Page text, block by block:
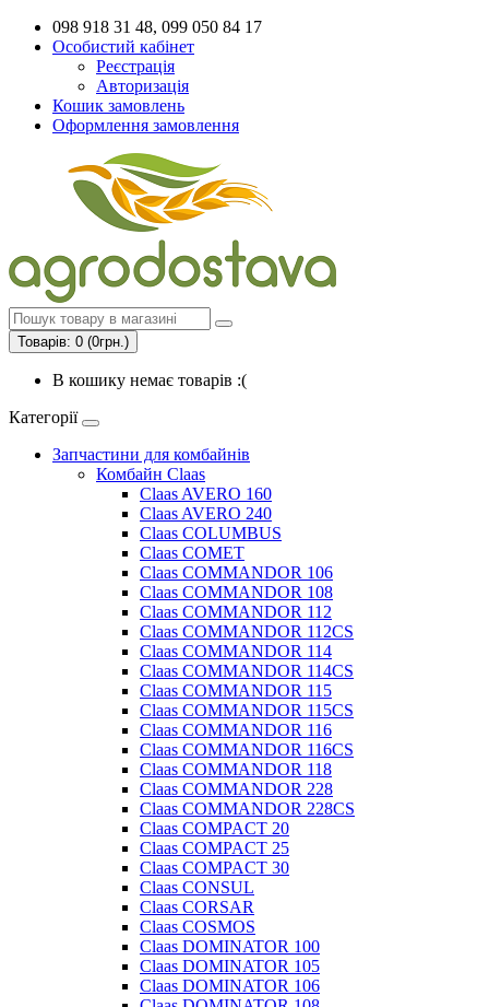
098 918 31 48, 099 050 84 17
Особистий кабінет
Реєстрація
Авторизація
Кошик замовлень
Оформлення замовлення
Товарів: 0 (0грн.)
В кошику немає товарів :(
Категорії
Запчастини для комбайнів
Комбайн Claas
Claas AVERO 160
Claas AVERO 240
Claas COLUMBUS
Claas COMET
Claas COMMANDOR 106
Claas COMMANDOR 108
Claas COMMANDOR 112
Claas COMMANDOR 112CS
Claas COMMANDOR 114
Claas COMMANDOR 114CS
Claas COMMANDOR 115
Claas COMMANDOR 115CS
Claas COMMANDOR 116
Claas COMMANDOR 116CS
Claas COMMANDOR 118
Claas COMMANDOR 228
Claas COMMANDOR 228CS
Claas COMPACT 20
Claas COMPACT 25
Claas COMPACT 30
Claas CONSUL
Claas CORSAR
Claas COSMOS
Claas DOMINATOR 100
Claas DOMINATOR 105
Claas DOMINATOR 106